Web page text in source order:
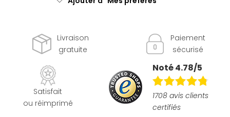
Livraison
gratuite
Paiement
sécurisé
Satisfait
ou réimprimé
Noté 4.78/5
1708 avis clients
certifiés